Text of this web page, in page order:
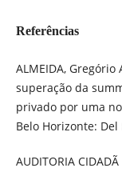
Referências
ALMEIDA,
superação da
privado por uma
Belo Horizonte: Del
AUDITORIA